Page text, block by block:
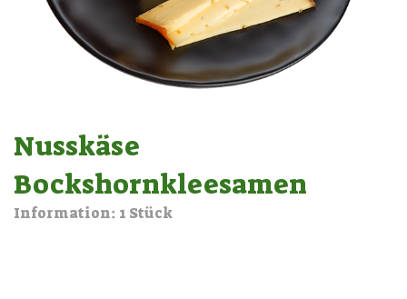
Nusskäse
Bockshornkleesamen
Information: 1 Stück